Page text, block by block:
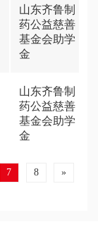
山东齐鲁制
药公益慈善
基金会助学
金
山东齐鲁制
药公益慈善
基金会助学
金
7 8 »